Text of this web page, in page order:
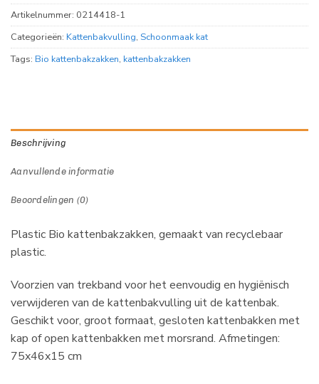
Artikelnummer: 0214418-1
Categorieën: Kattenbakvulling, Schoonmaak kat
Tags: Bio kattenbakzakken, kattenbakzakken
Beschrijving
Aanvullende informatie
Beoordelingen (0)
Plastic Bio kattenbakzakken, gemaakt van recyclebaar
plastic.
Voorzien van trekband voor het eenvoudig en hygiënisch
verwijderen van de kattenbakvulling uit de kattenbak.
Geschikt voor, groot formaat, gesloten kattenbakken met
kap of open kattenbakken met morsrand. Afmetingen:
75x46x15 cm